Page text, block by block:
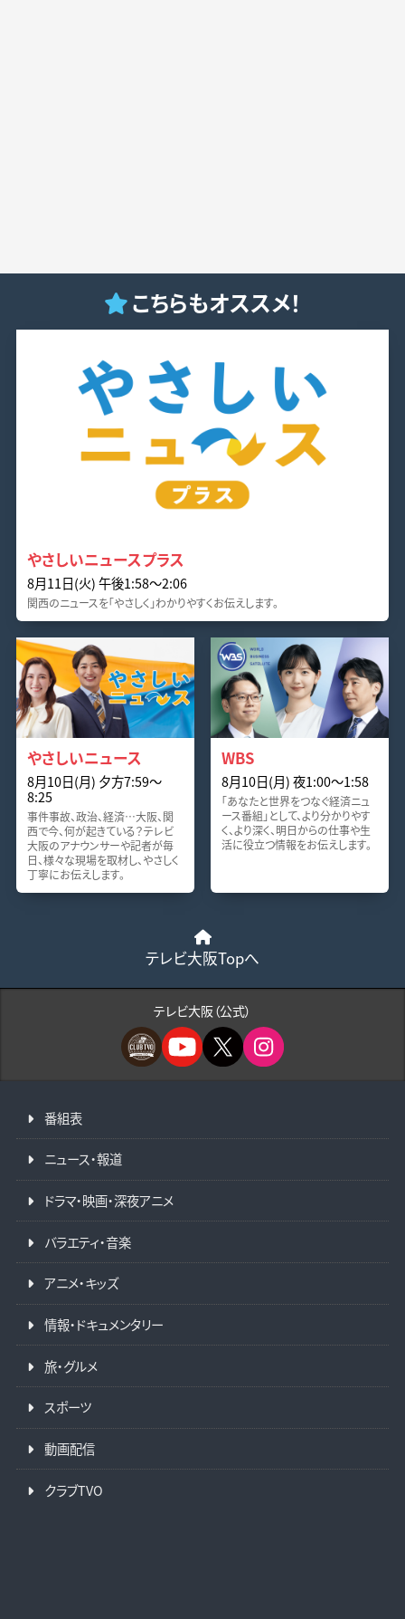
こちらもオススメ！
やさしいニュースプラス
8月11日(火) 午後1:58〜2:06
関西のニュースを「やさしく」わかりやすくお伝えします。
やさしいニュース
8月10日(月) 夕方7:59〜
8:25
事件事故、政治、経済…大阪、関
西で今、何が起きている？テレビ
大阪のアナウンサーや記者が毎
日、様々な現場を取材し、やさしく
丁寧にお伝えします。
WBS
8月10日(月) 夜1:00〜1:58
「あなたと世界をつなぐ経済ニュ
ース番組」として、より分かりやす
く、より深く、明日からの仕事や生
活に役立つ情報をお伝えします。
テレビ大阪Topへ
テレビ大阪（公式）
番組表
ニュース・報道
ドラマ・映画・深夜アニメ
バラエティ・音楽
アニメ・キッズ
情報・ドキュメンタリー
旅・グルメ
スポーツ
動画配信
クラブTVO